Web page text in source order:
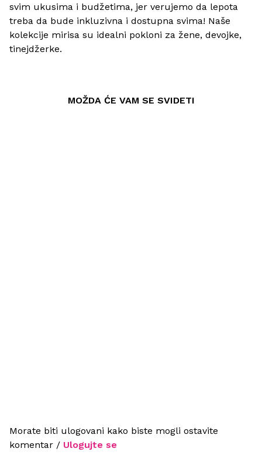
svim ukusima i budžetima, jer verujemo da lepota
treba da bude inkluzivna i dostupna svima! Naše
kolekcije mirisa su idealni pokloni za žene, devojke,
tinejdžerke.
MOŽDA ĆE VAM SE SVIDETI
Morate biti ulogovani kako biste mogli ostavite
komentar / Ulogujte se